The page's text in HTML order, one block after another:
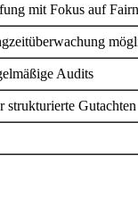
mit Fokus auf
Audits
strukturierte Gutachten